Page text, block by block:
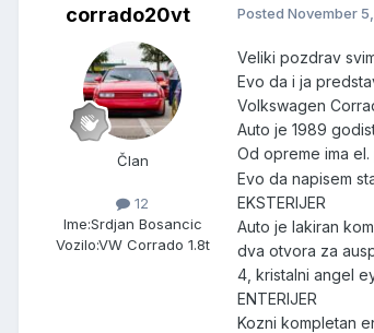
corrado20vt
Član
12
Ime:Srdjan Bosancic
Vozilo:VW Corrado 1.8t
Posted November
Veliki pozdrav
Evo da i ja
Volkswagen
Auto je 1989
Od opreme ima
Evo da napisem
EKSTERIJER
Auto je lakiran
dva otvora za
4, kristalni angel
ENTERIJER
Kozni kompletan